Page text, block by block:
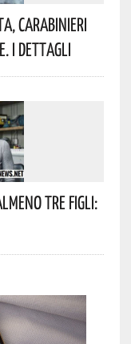
Carabinieri
I Dettagli
Tre Figli: